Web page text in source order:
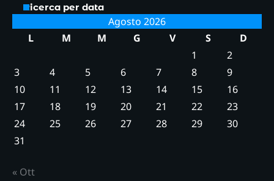
Ricerca per data
Agosto 2026
L
M M G V S
D
1
2
3
4 5 6 7 8
9
10
11 12 13 14 15
16
17
18 19 20 21 22
23
24
25 26 27 28 29
30
31
« Ott